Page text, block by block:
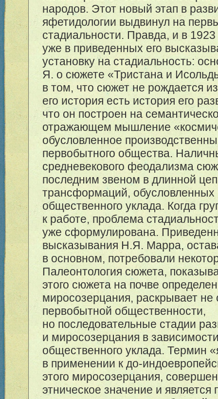
народов. Этот новый этап в
яфетидологии выдвинул на
стадиальности. Правда, и в
уже в приведенных его
установку на стадиальность:
Я. о сюжете «Тристана и
в том, что сюжет не рождается
его история есть история его
что он построен на
отражающем мышление
обусловленное
первобытного общества.
средневекового феодализма
последним звеном в длинной
трансформаций,
общественного уклада. Когда
к работе, проблема
уже сформулирована.
высказывания Н.Я. Марра,
в основном, потребовали
Палеонтология сюжета,
этого сюжета на почве
миросозерцания, раскрывает не
первобытной общественности,
но последовательные стадии
и миросозерцания в
общественного уклада. Термин
в применении к до-
этого миросозерцания,
этническое значение и является